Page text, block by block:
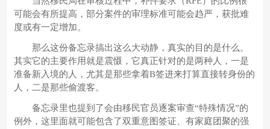
可能会有所提高，部分案件的审理标准可能会趋严，获批难
度或有一定增加。
那么这份备忘录搞出这么大动静，真实的目的是什么。
其实它的主要作用就是震慑，它真正针对的是两种人，一是
准备新入境的人，尤其是那些拿着B签进来打算直接转身份的
人，二是那些偷渡客。
备忘录里也提到了会由移民官员逐案审查“特殊情况”的
例外，这里面就可能包含了双重意图签证、有家庭团聚的强